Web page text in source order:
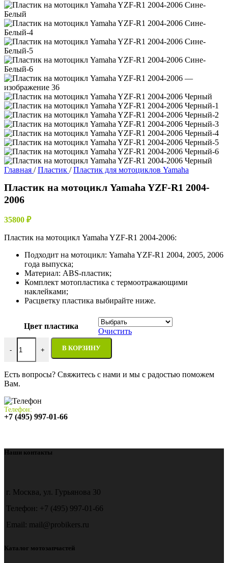
Главная / Пластик / Пластик для мотоциклов Yamaha
Пластик на мотоцикл Yamaha YZF-R1 2004-
2006
35800 ₽
Пластик на мотоцикл Yamaha YZF-R1 2004-2006:
Подходит на мотоцикл: Yamaha YZF-R1 2004, 2005, 2006
года выпуска;
Материал: ABS-пластик;
Комплект мотопластика с термоотражающими
наклейками;
Расцветку пластика выбирайте ниже.
Цвет пластика
Очистить
-
Количество товара Пластик на мотоцикл Yamaha YZF-R1 2004-
+ В КОРЗИНУ
Есть вопросы? Свяжитесь с нами и мы с радостью поможем
Вам.
Телефон:
+7 (495) 997-01-66
Наши контакты
г. Москва, ул. Гурьянова 30
Телефон: +7 (495) 997-01-66
Email: mail@probikers.ru
Каталог мотозапчастей